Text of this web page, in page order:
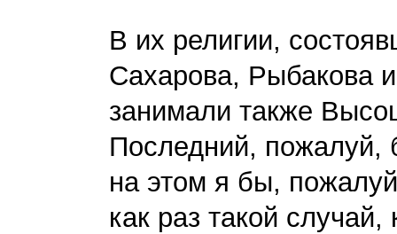
В их религии,
Сахарова, Рыбакова
занимали также
Последний,
на этом я бы,
как раз такой